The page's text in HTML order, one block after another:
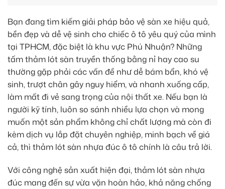
Bạn đang tìm kiếm giải pháp bảo vệ sàn xe hiệu quả,
bền đẹp và dễ vệ sinh cho chiếc ô tô yêu quý của mình
tại TPHCM, đặc biệt là khu vực Phú Nhuận? Những
tấm thảm lót sàn truyền thống bằng nỉ hay cao su
thường gặp phải các vấn đề như dễ bám bẩn, khó vệ
sinh, trượt chân gây nguy hiểm, và nhanh xuống cấp,
làm mất đi vẻ sang trọng của nội thất xe. Nếu bạn là
người kỹ tính, luôn so sánh nhiều lựa chọn và mong
muốn một sản phẩm không chỉ chất lượng mà còn đi
kèm dịch vụ lắp đặt chuyên nghiệp, minh bạch về giá
cả, thì thảm lót sàn nhựa đúc ô tô chính là câu trả lời.
Với công nghệ sản xuất hiện đại, thảm lót sàn nhựa
đúc mang đến sự vừa vặn hoàn hảo, khả năng chống